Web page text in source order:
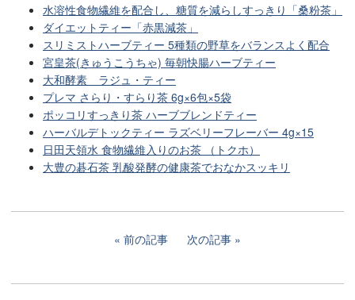
水溶性食物繊維を配合し、糖質を減らしすっきり「桑粉茶」
ダイエットティー「赤黒減茶」
スリミストハーブティー 5種類の野草をバランスよく配合
宮皇茶(きゅうこうちゃ) 毎朝快腸ハーブティー
大和酵素 ラジュ・ティー
プレマ さらり・すらり茶 6g×6包×5袋
ポッコリすっきり茶 ハーブブレンドティー
ハーバルデトックティー ラズベリーフレーバー 4g×15
日田天領水 食物繊維入りのお茶 （トクホ）
大豊の碁石茶 乳酸発酵の健康茶でおなかスッキリ
前の記事 次の記事